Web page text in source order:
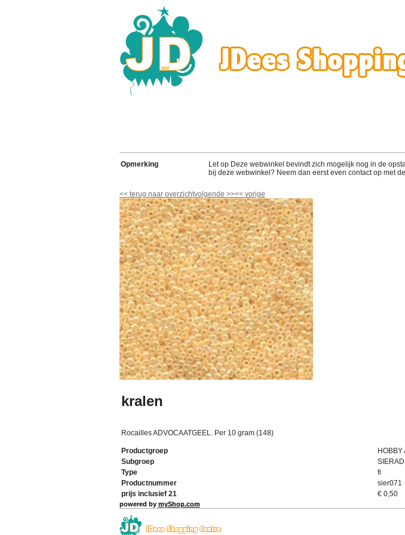
Opmerking
Let op Deze webwinkel bevindt zich mogelijk nog in de
bij deze webwinkel? Neem dan eerst even contact op met
<< terug naar overzichtvolgende >><< vorige
kralen
Rocailles ADVOCAATGEEL. Per 10 gram (148)
Productgroep
HOBBY
Subgroep
Type
fi
Productnummer
sier071
prijs inclusief 21
€ 0,50
powered by myShop.com